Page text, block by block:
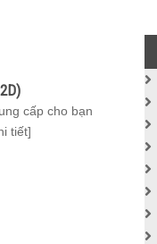
cấp cho bạn
tiết]